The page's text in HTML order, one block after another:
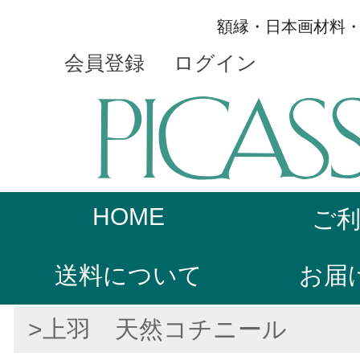
額縁・日本画材料
会員登録 ログイン
HOME ご
送料について お届
>上羽 天然コチニール